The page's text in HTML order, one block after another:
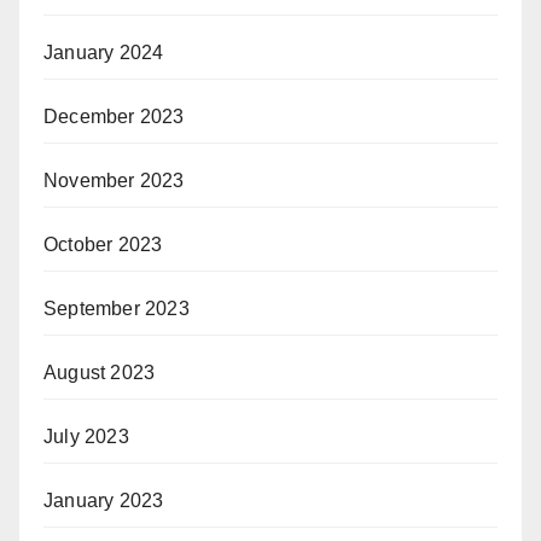
January 2024
December 2023
November 2023
October 2023
September 2023
August 2023
July 2023
January 2023